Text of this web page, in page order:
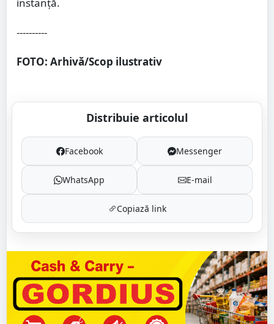
instanță.
----------
FOTO: Arhivă/Scop ilustrativ
Distribuie articolul
Facebook Messenger
WhatsApp E-mail
Copiază link